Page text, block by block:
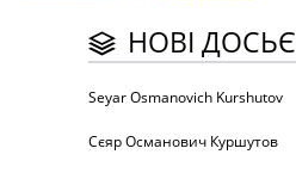
НОВІ ДОСЬЄ
Seyar Osmanovich Kurshutov
Сєяр Османович Куршутов